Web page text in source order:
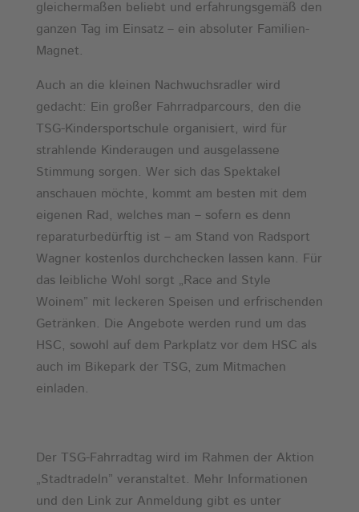
gleichermaßen beliebt und erfahrungsgemäß den
ganzen Tag im Einsatz – ein absoluter Familien-
Magnet.
Auch an die kleinen Nachwuchsradler wird
gedacht: Ein großer Fahrradparcours, den die
TSG-Kindersportschule organisiert, wird für
strahlende Kinderaugen und ausgelassene
Stimmung sorgen. Wer sich das Spektakel
anschauen möchte, kommt am besten mit dem
eigenen Rad, welches man – sofern es denn
reparaturbedürftig ist – am Stand von Radsport
Wagner kostenlos durchchecken lassen kann. Für
das leibliche Wohl sorgt „Race and Style
Woinem” mit leckeren Speisen und erfrischenden
Getränken. Die Angebote werden rund um das
HSC, sowohl auf dem Parkplatz vor dem HSC als
auch im Bikepark der TSG, zum Mitmachen
einladen.
Der TSG-Fahrradtag wird im Rahmen der Aktion
„Stadtradeln” veranstaltet. Mehr Informationen
und den Link zur Anmeldung gibt es unter